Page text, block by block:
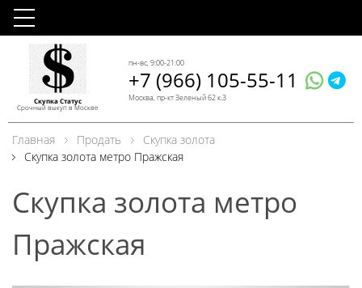
Скупка Статус
Срочный выкуп в Москве
пн-вс, 9:00-21:00
+7 (966) 105-55-11
Москва, пр-кт Зеленый 62 к.3
Главная Продать
Скупка золота
Скупка золота метро Пражская
Скупка золота метро
Пражская